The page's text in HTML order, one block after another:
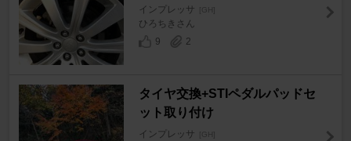
インプレッサ [GH]
ひろちきさん
9
2
タイヤ交換+STIペダルパッドセ
ット取り付け
インプレッサ [GH]